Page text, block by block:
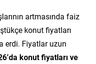
artmasında faiz
konut fiyatları
erdi. Fiyatlar uzun
konut fiyatları ve